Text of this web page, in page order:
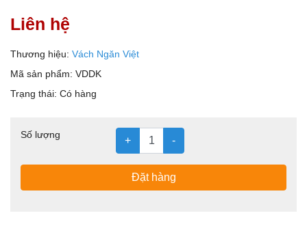
Liên hệ
Thương hiệu: Vách Ngăn Việt
Mã sản phẩm: VDDK
Trạng thái: Có hàng
Số lượng + -
Đặt hàng